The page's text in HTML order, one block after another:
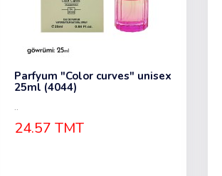
Parfyum "Color curves" unisex
25ml (4044)
..
24.57 TMT